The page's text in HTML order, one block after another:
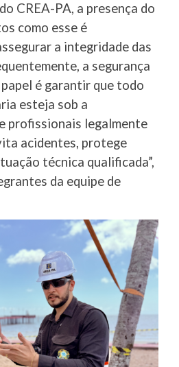
CREA-PA, a presença do
como esse é
a integridade das
a segurança
é garantir que todo
esteja sob a
profissionais legalmente
acidentes, protege
técnica qualificada”,
da equipe de